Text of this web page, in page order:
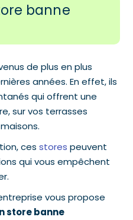
banne
de plus en plus
années. En effet, ils
qui offrent une
sur vos terrasses
cesstores peuvent
qui vous empêchent
vous propose
store banne